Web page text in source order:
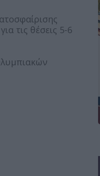
τις θέσεις 5-6